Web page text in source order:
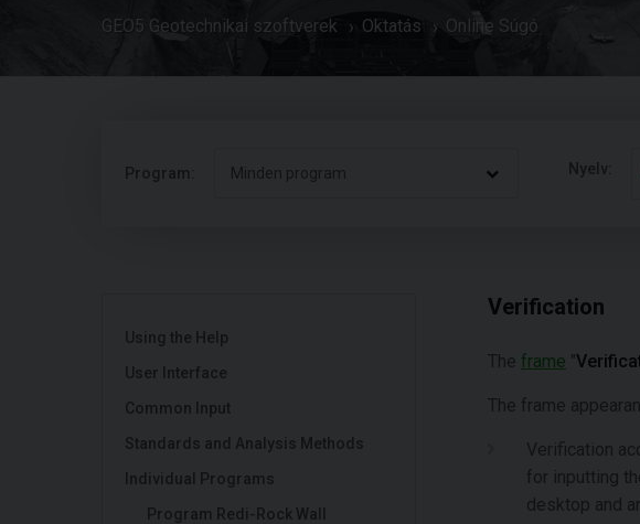
GEO5 Geotechnikai szoftverek Oktatás Online Súgó
Program: Minden program Nyelv:
Using the Help
User Interface
Common Input
Standards and Analysis Methods
Individual Programs
Program Redi-Rock Wall
Verification
The frame "
The frame
Verification
for inputting
desktop and